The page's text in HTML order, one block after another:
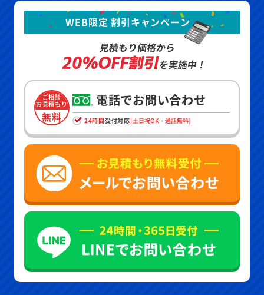
WEB限定 割引キャンペーン
見積もり価格から
20%OFF割引を実施中！
ご相談
お見積もり
無料
電話でお問い合わせ
24時間受付対応[土日祝OK・通話無料]